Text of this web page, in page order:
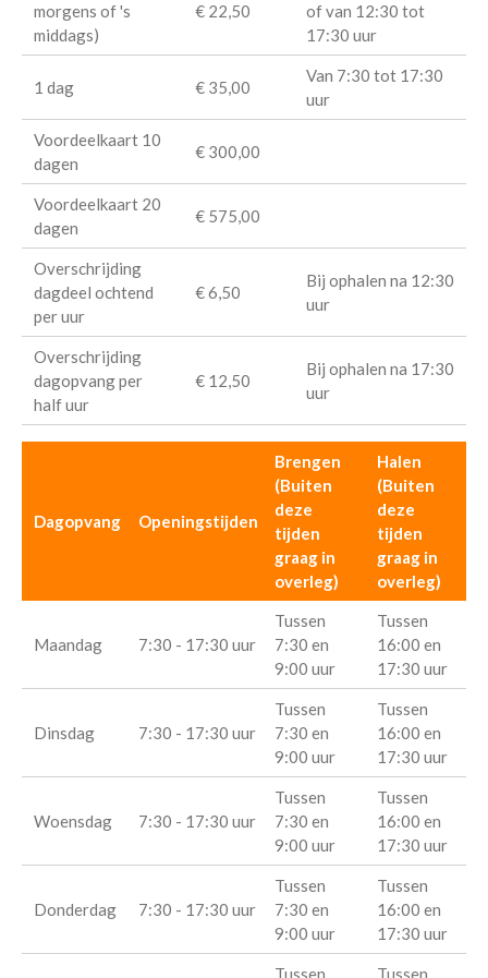
morgens of 's
middags)
€ 22,50
of van 12:30 tot
17:30 uur
1 dag € 35,00
Van 7:30 tot 17:30
uur
Voordeelkaart 10
dagen
€ 300,00
Voordeelkaart 20
dagen
€ 575,00
Overschrijding
dagdeel ochtend
per uur
€ 6,50
Bij ophalen na 12:30
uur
Overschrijding
dagopvang per
half uur
€ 12,50
Bij ophalen na 17:30
uur
Dagopvang Openingstijden
Brengen
(Buiten
deze
tijden
graag in
overleg)
Halen
(Buiten
deze
tijden
graag in
overleg)
Maandag 7:30 - 17:30 uur
Tussen
7:30 en
9:00 uur
Tussen
16:00 en
17:30 uur
Dinsdag 7:30 - 17:30 uur
Tussen
7:30 en
9:00 uur
Tussen
16:00 en
17:30 uur
Woensdag 7:30 - 17:30 uur
Tussen
7:30 en
9:00 uur
Tussen
16:00 en
17:30 uur
Donderdag 7:30 - 17:30 uur
Tussen
7:30 en
9:00 uur
Tussen
16:00 en
17:30 uur
Tussen Tussen